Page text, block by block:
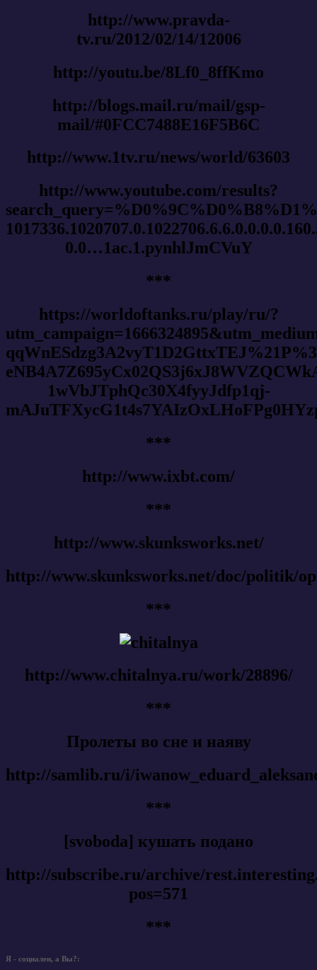
http://www.pravda-
tv.ru/2012/02/14/12006
http://youtu.be/8Lf0_8ffKmo
http://blogs.mail.ru/mail/gsp-
mail/#0FCC7488E16F5B6C
http://www.1tv.ru/news/world/63603
http://www.youtube.com/results?
0.0…1ac.1.pynhlJmCVuY
***
https://worldoftanks.ru/play/ru/?
1wVbJTphQc30X4fyyJdfp1qj-
***
http://www.ixbt.com/
***
http://www.skunksworks.net/
http://www.skunksworks.net/doc/politik/
***
http://www.chitalnya.ru/work/28896/
***
Пролеты во сне и наяву
http://samlib.ru/i/
***
[svoboda] кушать подано
http://subscribe.ru/archive/
pos=571
***
Я - социален, а Вы?: